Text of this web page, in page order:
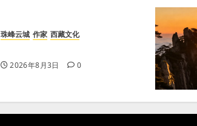
珠峰云城 作家 西藏文化
2026年8月3日 0